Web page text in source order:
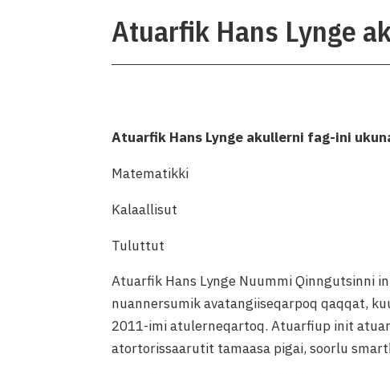
Atuarfik Hans Lynge
Atuarfik Hans Lynge akullerni fag-ini
Matematikki
Kalaallisut
Tuluttut
Atuarfik Hans Lynge Nuummi Qinngutsinni
nuannersumik avatangiiseqarpoq qaqqat,
2011-imi atulerneqartoq. Atuarfiup init
atortorissaarutit tamaasa pigai, soorlu